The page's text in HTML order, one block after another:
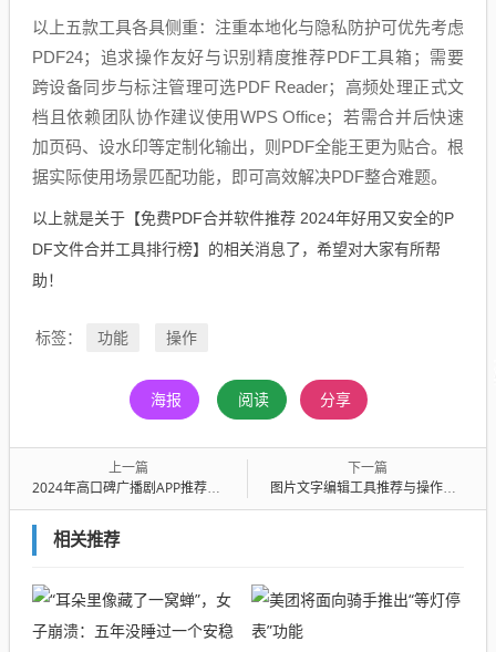
以上五款工具各具侧重：注重本地化与隐私防护可优先考虑
PDF24；追求操作友好与识别精度推荐PDF工具箱；需要
跨设备同步与标注管理可选PDF Reader；高频处理正式文
档且依赖团队协作建议使用WPS Office；若需合并后快速
加页码、设水印等定制化输出，则PDF全能王更为贴合。根
据实际使用场景匹配功能，即可高效解决PDF整合难题。
以上就是关于【免费PDF合并软件推荐 2024年好用又安全的P
DF文件合并工具排行榜】的相关消息了，希望对大家有所帮
助！
标签： 功能 操作
海报 阅读 分享
上一篇
2024年高口碑广播剧APP推荐，免费听广播剧软件排行榜
下一篇
图片文字编辑工具推荐与操作指南，软件选择与使用技巧
相关推荐